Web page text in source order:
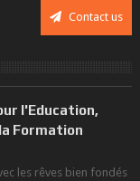
Contact us
l'Education,
Formation
les rêves bien fondés